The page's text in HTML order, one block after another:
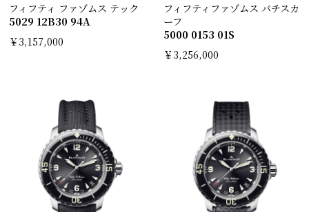
フィフティ ファゾムス テック
5029 12B30 94A
￥3,157,000
フィフティファゾムス バチスカ
ーフ
5000 0153 01S
￥3,256,000